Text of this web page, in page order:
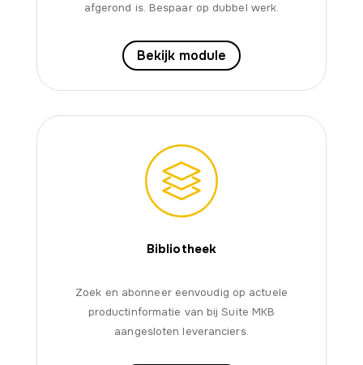
afgerond is. Bespaar op dubbel werk.
Bekijk module
Bibliotheek
Zoek en abonneer eenvoudig op actuele
productinformatie van bij Suite MKB
aangesloten leveranciers.